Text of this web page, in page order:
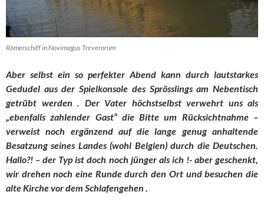
Römerschiff in Novimagus Treverorum
Aber selbst ein so perfekter Abend kann durch lautstarkes
Gedudel aus der Spielkonsole des Sprösslings am Nebentisch
getrübt werden . Der Vater höchstselbst verwehrt uns als
„ebenfalls zahlender Gast“ die Bitte um Rücksichtnahme –
verweist noch ergänzend auf die lange genug anhaltende
Besatzung seines Landes (wohl Belgien) durch die Deutschen.
Hallo?! – der Typ ist doch noch jünger als ich !- aber geschenkt,
wir drehen noch eine Runde durch den Ort und besuchen die
alte Kirche vor dem Schlafengehen .